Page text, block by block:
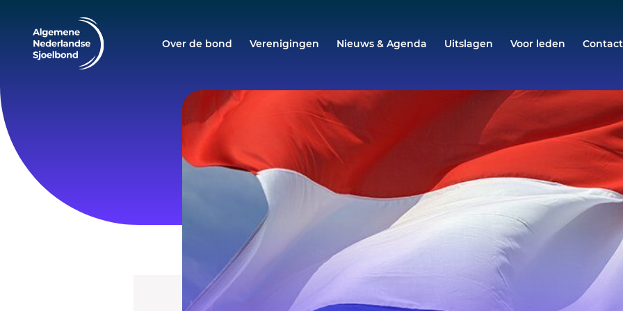
Over de bond Verenigingen Nieuws & Agenda Uitslagen Voor leden Contact